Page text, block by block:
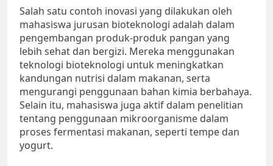
Salah satu contoh inovasi yang dilakukan oleh
mahasiswa jurusan bioteknologi adalah dalam
pengembangan produk-produk pangan yang
lebih sehat dan bergizi. Mereka menggunakan
teknologi bioteknologi untuk meningkatkan
kandungan nutrisi dalam makanan, serta
mengurangi penggunaan bahan kimia berbahaya.
Selain itu, mahasiswa juga aktif dalam penelitian
tentang penggunaan mikroorganisme dalam
proses fermentasi makanan, seperti tempe dan
yogurt.